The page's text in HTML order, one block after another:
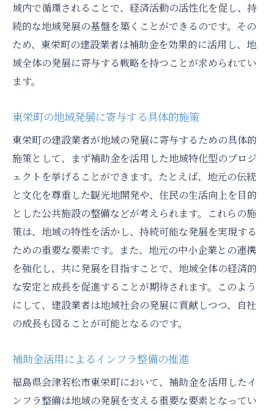
域内で循環されることで、経済活動の活性化を促し、持
続的な地域発展の基盤を築くことができるのです。その
ため、東栄町の建設業者は補助金を効果的に活用し、地
域全体の発展に寄与する戦略を持つことが求められてい
ます。
東栄町の地域発展に寄与する具体的施策
東栄町の建設業者が地域の発展に寄与するための具体的
施策として、まず補助金を活用した地域特化型のプロジ
ェクトを挙げることができます。たとえば、地元の伝統
と文化を尊重した観光地開発や、住民の生活向上を目的
とした公共施設の整備などが考えられます。これらの施
策は、地域の特性を活かし、持続可能な発展を実現する
ための重要な要素です。また、地元の中小企業との連携
を強化し、共に発展を目指すことで、地域全体の経済的
な安定と成長を促進することが期待されます。このよう
にして、建設業者は地域社会の発展に貢献しつつ、自社
の成長も図ることが可能となるのです。
補助金活用によるインフラ整備の推進
福島県会津若松市東栄町において、補助金を活用したイ
ンフラ整備は地域の発展を支える重要な要素となってい